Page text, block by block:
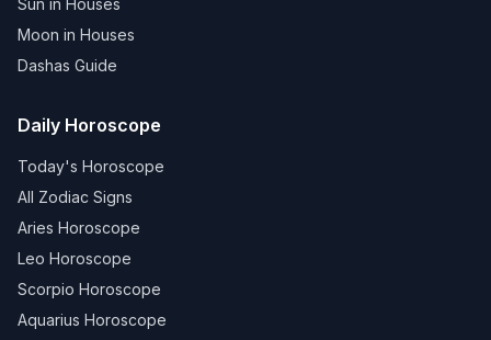
Sun in Houses
Moon in Houses
Dashas Guide
Daily Horoscope
Today's Horoscope
All Zodiac Signs
Aries Horoscope
Leo Horoscope
Scorpio Horoscope
Aquarius Horoscope